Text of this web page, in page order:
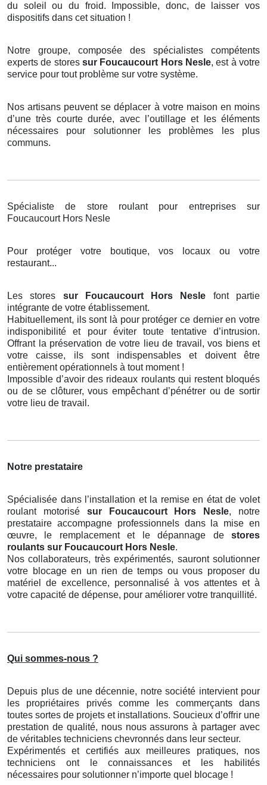
du soleil ou du froid. Impossible, donc, de laisser vos
dispositifs dans cet situation !
Notre groupe, composée des spécialistes compétents
experts de stores sur Foucaucourt Hors Nesle, est à votre
service pour tout problème sur votre système.
Nos artisans peuvent se déplacer à votre maison en moins
d’une très courte durée, avec l’outillage et les éléments
nécessaires pour solutionner les problèmes les plus
communs.
Spécialiste de store roulant pour entreprises sur
Foucaucourt Hors Nesle
Pour protéger votre boutique, vos locaux ou votre
restaurant...
Les stores sur Foucaucourt Hors Nesle font partie
intégrante de votre établissement.
Habituellement, ils sont là pour protéger ce dernier en votre
indisponibilité et pour éviter toute tentative d’intrusion.
Offrant la préservation de votre lieu de travail, vos biens et
votre caisse, ils sont indispensables et doivent être
entièrement opérationnels à tout moment !
Impossible d’avoir des rideaux roulants qui restent bloqués
ou de se clôturer, vous empêchant d’pénétrer ou de sortir
votre lieu de travail.
Notre prestataire
Spécialisée dans l’installation et la remise en état de volet
roulant motorisé sur Foucaucourt Hors Nesle, notre
prestataire accompagne professionnels dans la mise en
œuvre, le remplacement et le dépannage de stores
roulants sur Foucaucourt Hors Nesle.
Nos collaborateurs, très expérimentés, sauront solutionner
votre blocage en un rien de temps ou vous proposer du
matériel de excellence, personnalisé à vos attentes et à
votre capacité de dépense, pour améliorer votre tranquillité.
Qui sommes-nous ?
Depuis plus de une décennie, notre société intervient pour
les propriétaires privés comme les commerçants dans
toutes sortes de projets et installations. Soucieux d’offrir une
prestation de qualité, nous nous assurons à partager avec
de véritables techniciens chevronnés dans leur secteur.
Expérimentés et certifiés aux meilleures pratiques, nos
techniciens ont le connaissances et les habilités
nécessaires pour solutionner n’importe quel blocage !